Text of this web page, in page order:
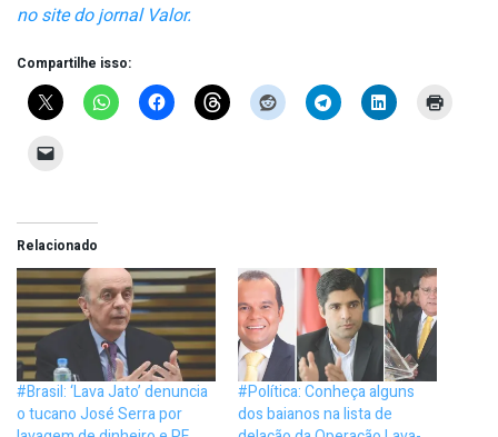
no site do jornal Valor.
Compartilhe isso:
Relacionado
#Brasil: ‘Lava Jato’ denuncia
o tucano José Serra por
#Política: Conheça alguns
dos baianos na lista de